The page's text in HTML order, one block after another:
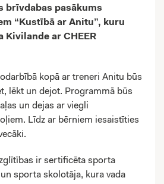
brīvdabas pasākums
“Kustībā ar Anitu”, kuru
Kivilande ar CHEER
kopā ar treneri Anitu būs
lēkt un dejot. Programmā būs
un dejas ar viegli
Līdz ar bērniem iesaistīties
ir sertificēta sporta
sporta skolotāja, kura vada